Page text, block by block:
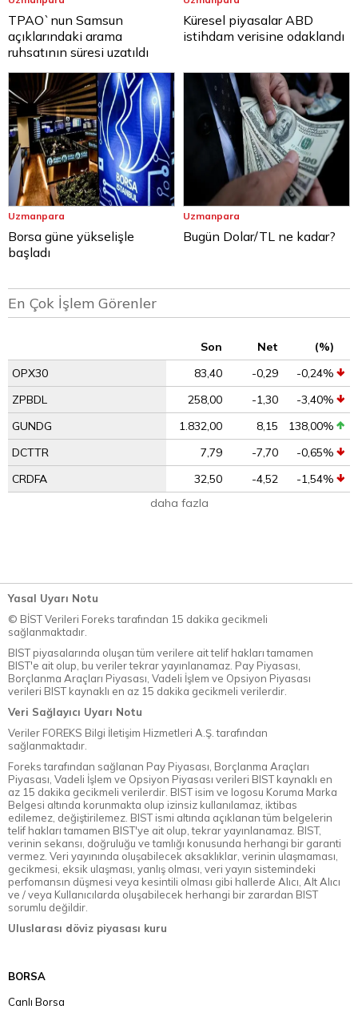
TPAO`nun Samsun
açıklarındaki arama
ruhsatının süresi uzatıldı
Küresel piyasalar ABD
istihdam verisine odaklandı
Uzmanpara
Borsa güne yükselişle
başladı
Uzmanpara
Bugün Dolar/TL ne kadar?
En Çok İşlem Görenler
Son Net
(%)
OPX30
83,40 -0,29
-0,24%
ZPBDL
258,00 -1,30
-3,40%
GUNDG
1.832,00 8,15
138,00%
DCTTR
7,79 -7,70
-0,65%
CRDFA
32,50 -4,52
-1,54%
daha fazla
Yasal Uyarı Notu
© BİST Verileri Foreks tarafından 15 dakika gecikmeli
sağlanmaktadır.
BIST piyasalarında oluşan tüm verilere ait telif hakları tamamen
BIST'e ait olup, bu veriler tekrar yayınlanamaz. Pay Piyasası,
Borçlanma Araçları Piyasası, Vadeli İşlem ve Opsiyon Piyasası
verileri BIST kaynaklı en az 15 dakika gecikmeli verilerdir.
Veri Sağlayıcı Uyarı Notu
Veriler FOREKS Bilgi İletişim Hizmetleri A.Ş. tarafından
sağlanmaktadır.
Foreks tarafından sağlanan Pay Piyasası, Borçlanma Araçları
Piyasası, Vadeli İşlem ve Opsiyon Piyasası verileri BIST kaynaklı en
az 15 dakika gecikmeli verilerdir. BIST isim ve logosu Koruma Marka
Belgesi altında korunmakta olup izinsiz kullanılamaz, iktibas
edilemez, değiştirilemez. BIST ismi altında açıklanan tüm belgelerin
telif hakları tamamen BIST'ye ait olup, tekrar yayınlanamaz. BIST,
verinin sekansı, doğruluğu ve tamlığı konusunda herhangi bir garanti
vermez. Veri yayınında oluşabilecek aksaklıklar, verinin ulaşmaması,
gecikmesi, eksik ulaşması, yanlış olması, veri yayın sistemindeki
perfomansın düşmesi veya kesintili olması gibi hallerde Alıcı, Alt Alıcı
ve / veya Kullanıcılarda oluşabilecek herhangi bir zarardan BIST
sorumlu değildir.
Uluslarası döviz piyasası kuru
BORSA
Canlı Borsa